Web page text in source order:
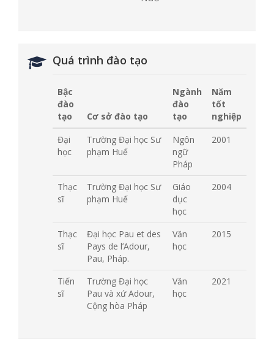
Quá trình đào tạo
Bậc
đào
tạo
Cơ sở đào tạo
Ngành
đào
tạo
Năm
tốt
nghiệp
Đại
học
Trường Đại học Sư
phạm Huế
Ngôn
ngữ
Pháp
2001
Thạc
sĩ
Trường Đại học Sư
phạm Huế
Giáo
dục
học
2004
Thạc
sĩ
Đại học Pau et des
Pays de l’Adour,
Pau, Pháp.
Văn
học
2015
Tiến
sĩ
Trường Đại học
Pau và xứ Adour,
Cộng hòa Pháp
Văn
học
2021